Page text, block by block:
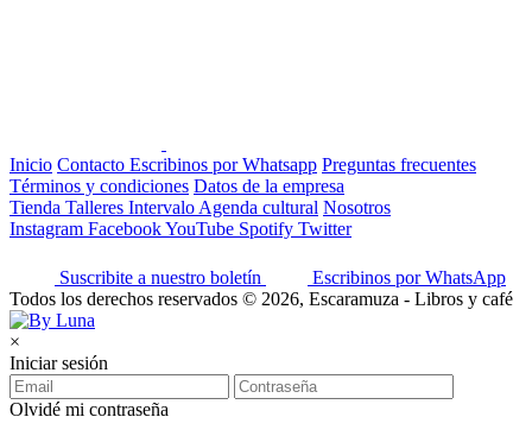
Inicio Contacto Escribinos por Whatsapp Preguntas frecuentes
Términos y condiciones Datos de la empresa
Tienda Talleres Intervalo Agenda cultural Nosotros
Instagram FacebookYouTube Spotify Twitter
Suscribite a nuestro boletín
Escribinos por WhatsApp
Todos los derechos reservados © 2026, Escaramuza - Libros y café
×
Iniciar sesión
Olvidé mi contraseña